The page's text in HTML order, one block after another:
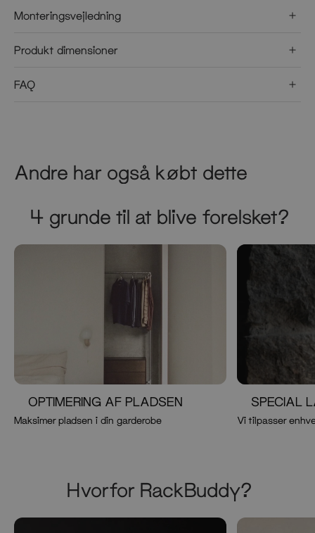
Monteringsvejledning
Produkt dimensioner
FAQ
Andre har også købt dette
4 grunde til at blive forelsket?
Maksimer pladsen i din garderobe
OPTIMERING AF PLADSEN
Vi tilpasser
SPECIAL
Hvorfor RackBuddy?